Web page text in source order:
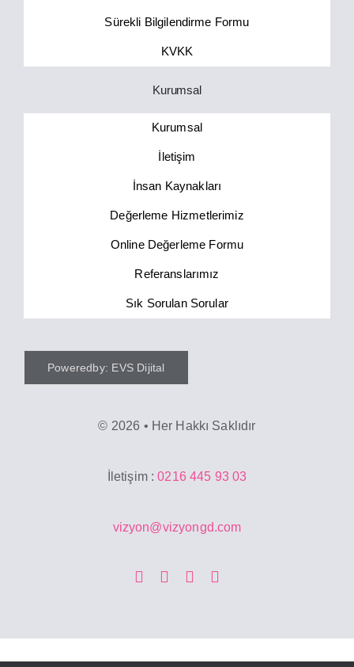
Sürekli Bilgilendirme Formu
KVKK
Kurumsal
Kurumsal
İletişim
İnsan Kaynakları
Değerleme Hizmetlerimiz
Online Değerleme Formu
Referanslarımız
Sık Sorulan Sorular
Poweredby: EVS Dijital
© 2026 • Her Hakkı Saklıdır
İletişim :0216 445 93 03
vizyon@vizyongd.com